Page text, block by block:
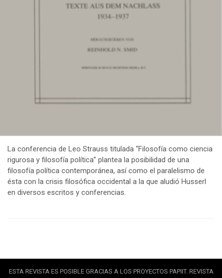
La conferencia de Leo Strauss titulada “Filosofía como ciencia
rigurosa y filosofía política” plantea la posibilidad de una
filosofía política contemporánea, así como el paralelismo de
ésta con la crisis filosófica occidental a la que aludió Husserl
en diversos escritos y conferencias.
ESTA REVISTA ES POSIBLE GRACIAS A LOS PROYECTOS PAPIIT. REVISTA